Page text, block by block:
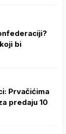
bi
Prvačićima
predaju 10